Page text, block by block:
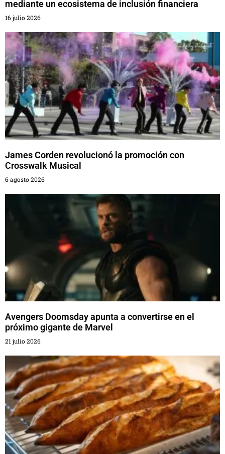
mediante un ecosistema de inclusión financiera
16 julio 2026
James Corden revolucionó la promoción con
Crosswalk Musical
6 agosto 2026
Avengers Doomsday apunta a convertirse en el
próximo gigante de Marvel
21 julio 2026